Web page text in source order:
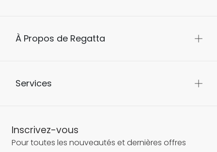
À Propos de Regatta
Services
Inscrivez-vous
Pour toutes les nouveautés et dernières offres